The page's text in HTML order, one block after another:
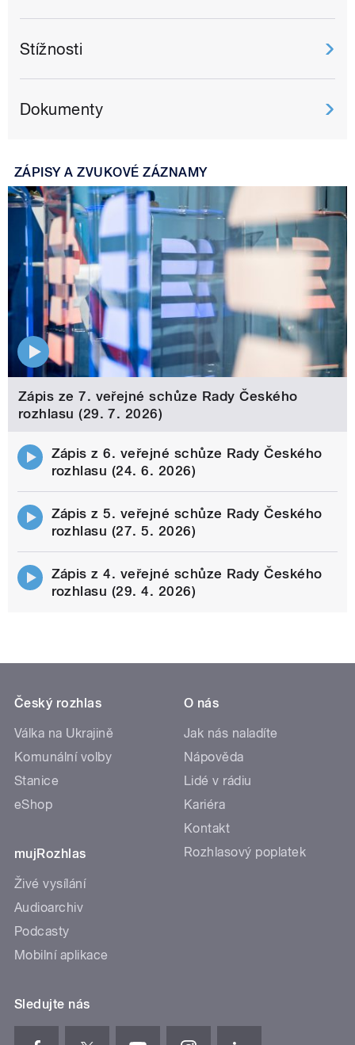
Stížnosti
Dokumenty
ZÁPISY A ZVUKOVÉ ZÁZNAMY
Zápis ze 7. veřejné schůze Rady Českého
rozhlasu (29. 7. 2026)
Zápis z 6. veřejné schůze Rady Českého
rozhlasu (24. 6. 2026)
Zápis z 5. veřejné schůze Rady Českého
rozhlasu (27. 5. 2026)
Zápis z 4. veřejné schůze Rady Českého
rozhlasu (29. 4. 2026)
Český rozhlas
Válka na Ukrajině
Komunální volby
Stanice
eShop
mujRozhlas
Živé vysílání
Audioarchiv
Podcasty
Mobilní aplikace
O nás
Jak nás naladíte
Nápověda
Lidé v rádiu
Kariéra
Kontakt
Rozhlasový poplatek
Sledujte nás